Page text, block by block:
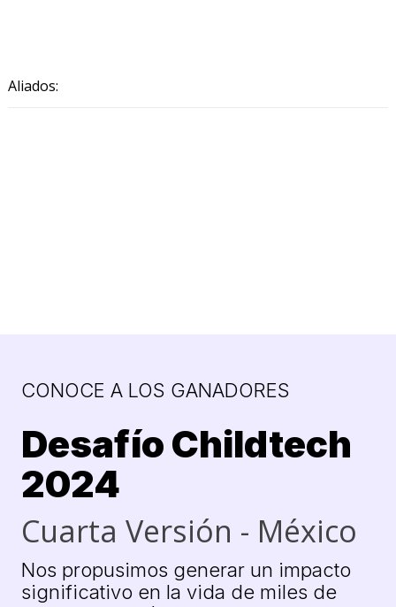
Aliados:
CONOCE A LOS GANADORES
Desafío Childtech
2024
Cuarta Versión - México
Nos propusimos generar un impacto
significativo en la vida de miles de